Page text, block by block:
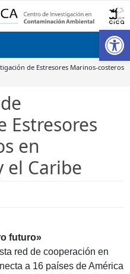
de Estresores Marinos-costeros
Estresores
en
el Caribe
futuro»
red de cooperación en
a 16 países de América